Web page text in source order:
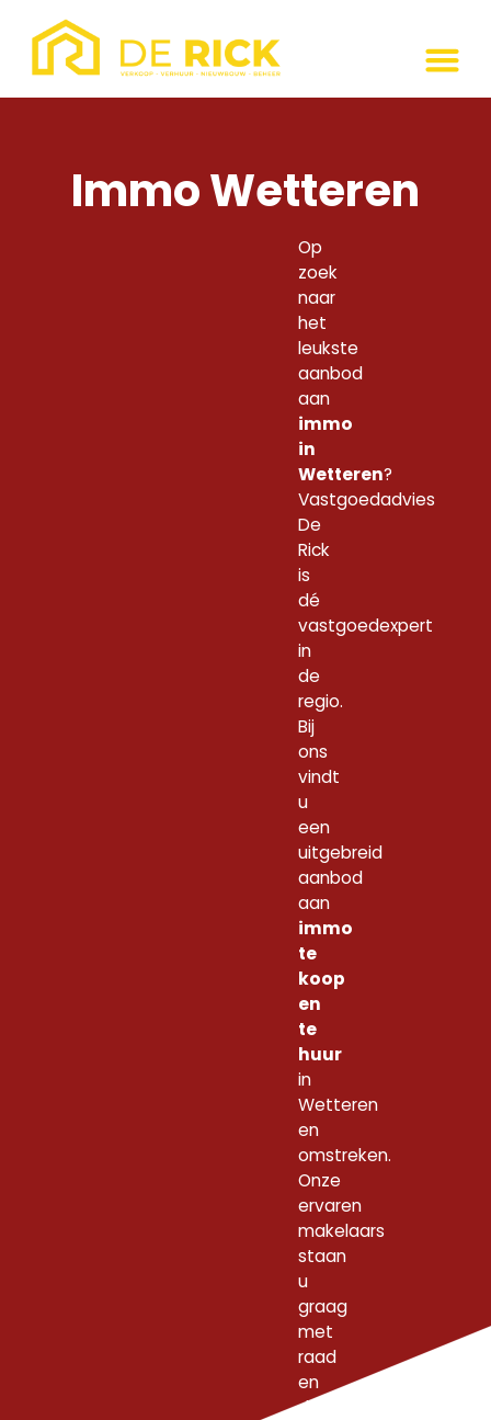
Immo Wetteren
Op
zoek
naar
het
leukste
aanbod
aan
immo
in
Wetteren?
Vastgoedadvies
De
Rick
is
dé
vastgoedexpert
in
de
regio.
Bij
ons
vindt
u
een
uitgebreid
aanbod
aan
immo
te
koop
en
te
huur
in
Wetteren
en
omstreken.
Onze
ervaren
makelaars
staan
u
graag
met
raad
en
daad